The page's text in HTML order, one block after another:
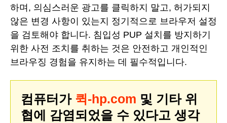
하며, 의심스러운 광고를 클릭하지 말고, 허가되지
않은 변경 사항이 있는지 정기적으로 브라우저 설정
을 검토해야 합니다. 침입성 PUP 설치를 방지하기
위한 사전 조치를 취하는 것은 안전하고 개인적인
브라우징 경험을 유지하는 데 필수적입니다.
컴퓨터가 퀵-hp.com 및 기타 위
협에 감염되었을 수 있다고 생각